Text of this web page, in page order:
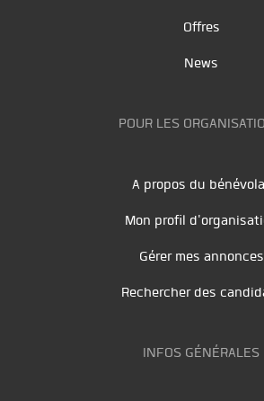
Offres
News
POUR LES
A propos du
Mon profil
Gérer mes annonces
Rechercher des
INFOS GÉNÉRALES